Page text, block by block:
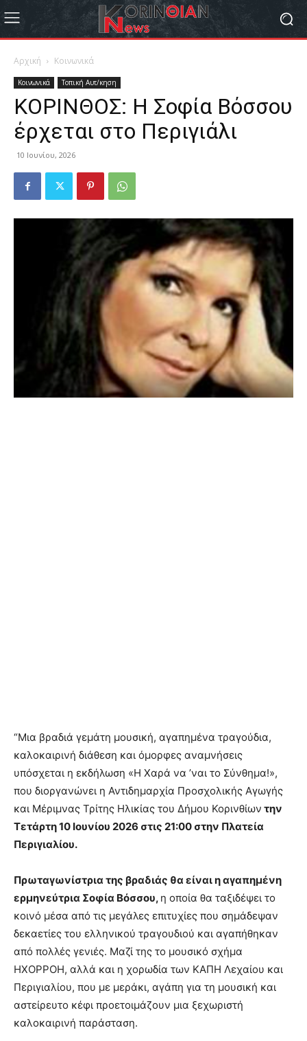
Αρχική Κοινωνικά
Κοινωνικά Τοπική Αυτ/κηση
ΚΟΡΙΝΘΟΣ: Η Σοφία Βόσσου
έρχεται στο Περιγιάλι
10 Ιουνίου, 2026
“Μια βραδιά γεμάτη μουσική, αγαπημένα τραγούδια,
καλοκαιρινή διάθεση και όμορφες αναμνήσεις
υπόσχεται η εκδήλωση «Η Χαρά να ’ναι το Σύνθημα!»,
που διοργανώνει η Αντιδημαρχία Προσχολικής Αγωγής
και Μέριμνας Τρίτης Ηλικίας του Δήμου Κορινθίων την
Τετάρτη 10 Ιουνίου 2026 στις 21:00 στην Πλατεία
Περιγιαλίου.
Πρωταγωνίστρια της βραδιάς θα είναι η αγαπημένη
ερμηνεύτρια Σοφία Βόσσου, η οποία θα ταξιδέψει το
κοινό μέσα από τις μεγάλες επιτυχίες που σημάδεψαν
δεκαετίες του ελληνικού τραγουδιού και αγαπήθηκαν
από πολλές γενιές. Μαζί της το μουσικό σχήμα
ΗΧΟΡΡΟΗ, αλλά και η χορωδία των ΚΑΠΗ Λεχαίου και
Περιγιαλίου, που με μεράκι, αγάπη για τη μουσική και
αστείρευτο κέφι προετοιμάζουν μια ξεχωριστή
καλοκαιρινή παράσταση.